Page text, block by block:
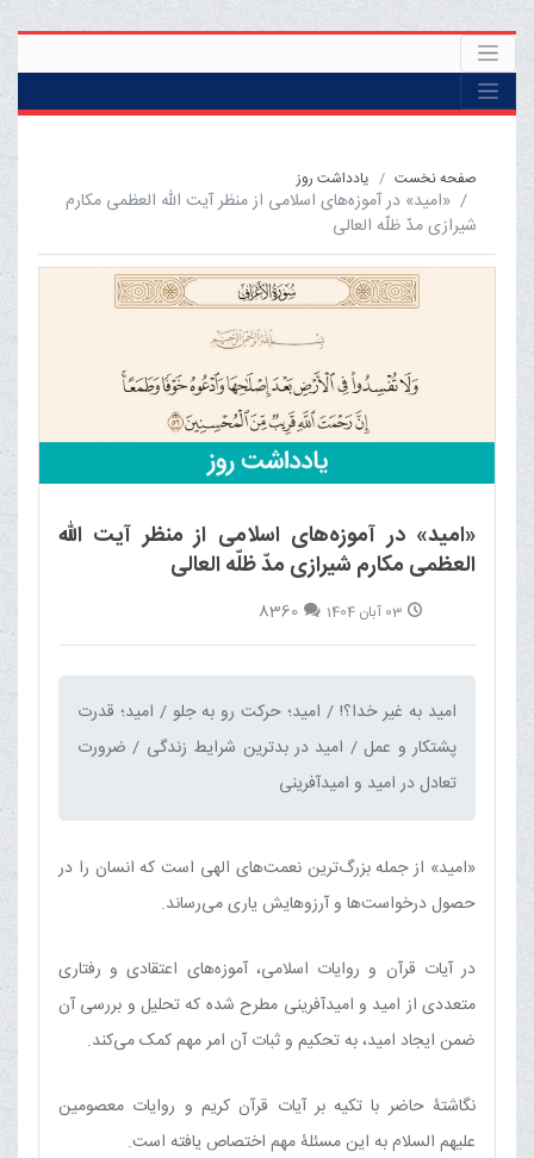
صفحه نخست یادداشت روز
«امید» در آموزه‌های اسلامی از منظر آیت الله العظمی مکارم
شیرازی مدّ ظلّه العالی
«امید» در آموزه‌های اسلامی از منظر آیت الله
العظمی مکارم شیرازی مدّ ظلّه العالی
03 آبان 1404 8360
امید به غیر خدا؟! / امید؛ حرکت رو به جلو / امید؛ قدرت
پشتکار و عمل / امید در بدترین شرایط زندگی / ضرورت
تعادل در امید و امیدآفرینی‌
«امید» از جمله بزرگ‌ترین نعمت‌های الهی است که انسان را در
حصول درخواست‌ها و آرزوهایش یاری می‌رساند.
در آیات قرآن و روایات اسلامی، آموزه‌های اعتقادی و رفتاری
متعددی از امید و امیدآفرینی مطرح شده که تحلیل و بررسی آن
ضمن ایجاد امید، به تحکیم و ثبات آن امر مهم کمک می‌کند.
نگاشتۀ حاضر با تکیه بر آیات قرآن کریم و روایات معصومین
علیهم السلام به این مسئلۀ مهم اختصاص یافته است.